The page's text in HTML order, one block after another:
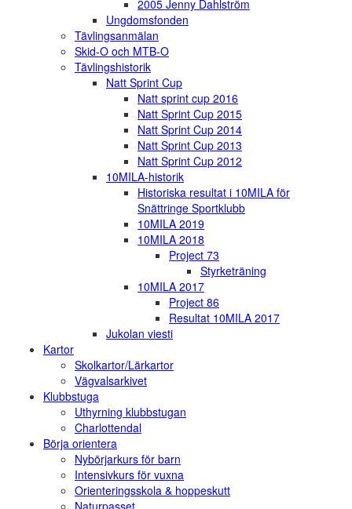
2005 Jenny Dahlström
Ungdomsfonden
Tävlingsanmälan
Skid-O och MTB-O
Tävlingshistorik
Natt Sprint Cup
Natt sprint cup 2016
Natt Sprint Cup 2015
Natt Sprint Cup 2014
Natt Sprint Cup 2013
Natt Sprint Cup 2012
10MILA-historik
Historiska resultat i 10MILA för
Snättringe Sportklubb
10MILA 2019
10MILA 2018
Project 73
Styrketräning
10MILA 2017
Project 86
Resultat 10MILA 2017
Jukolan viesti
Kartor
Skolkartor/Lärkartor
Vägvalsarkivet
Klubbstuga
Uthyrning klubbstugan
Charlottendal
Börja orientera
Nybörjarkurs för barn
Intensivkurs för vuxna
Orienteringsskola & hoppeskutt